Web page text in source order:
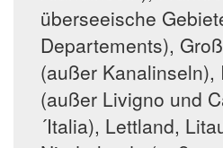
überseeische
Departements),
(außer Kanalinseln),
(außer Livigno und
´Italia), Lettland,